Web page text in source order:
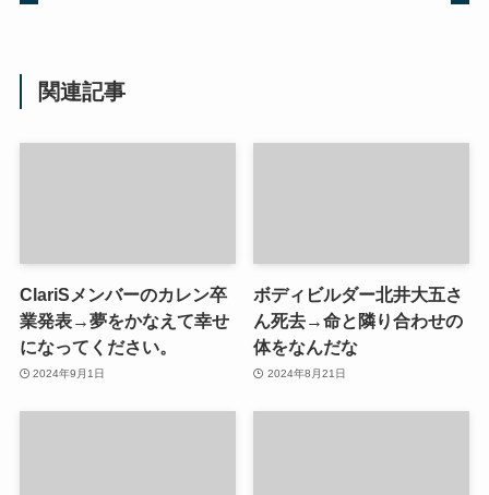
関連記事
ClariSメンバーのカレン卒
業発表→夢をかなえて幸せ
になってください。
2024年9月1日
ボディビルダー北井大五さ
ん死去→命と隣り合わせの
体をなんだな
2024年8月21日